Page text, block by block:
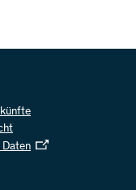
Daten